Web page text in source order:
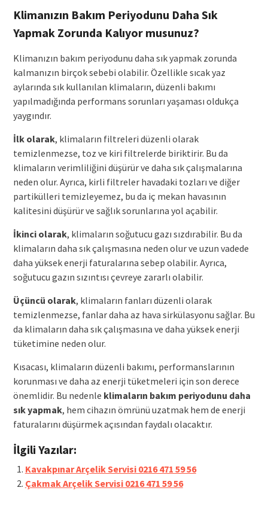
Klimanızın Bakım Periyodunu Daha Sık
Yapmak Zorunda Kalıyor musunuz?
Klimanızın bakım periyodunu daha sık yapmak zorunda
kalmanızın birçok sebebi olabilir. Özellikle sıcak yaz
aylarında sık kullanılan klimaların, düzenli bakımı
yapılmadığında performans sorunları yaşaması oldukça
yaygındır.
İlk olarak, klimaların filtreleri düzenli olarak
temizlenmezse, toz ve kiri filtrelerde biriktirir. Bu da
klimaların verimliliğini düşürür ve daha sık çalışmalarına
neden olur. Ayrıca, kirli filtreler havadaki tozları ve diğer
partikülleri temizleyemez, bu da iç mekan havasının
kalitesini düşürür ve sağlık sorunlarına yol açabilir.
İkinci olarak, klimaların soğutucu gazı sızdırabilir. Bu da
klimaların daha sık çalışmasına neden olur ve uzun vadede
daha yüksek enerji faturalarına sebep olabilir. Ayrıca,
soğutucu gazın sızıntısı çevreye zararlı olabilir.
Üçüncü olarak, klimaların fanları düzenli olarak
temizlenmezse, fanlar daha az hava sirkülasyonu sağlar. Bu
da klimaların daha sık çalışmasına ve daha yüksek enerji
tüketimine neden olur.
Kısacası, klimaların düzenli bakımı, performanslarının
korunması ve daha az enerji tüketmeleri için son derece
önemlidir. Bu nedenle klimaların bakım periyodunu daha
sık yapmak, hem cihazın ömrünü uzatmak hem de enerji
faturalarını düşürmek açısından faydalı olacaktır.
İlgili Yazılar:
Kavakpınar Arçelik Servisi 0216 471 59 56
Çakmak Arçelik Servisi 0216 471 59 56